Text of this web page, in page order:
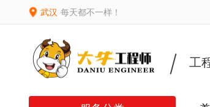
武汉 每天都不一样！
工